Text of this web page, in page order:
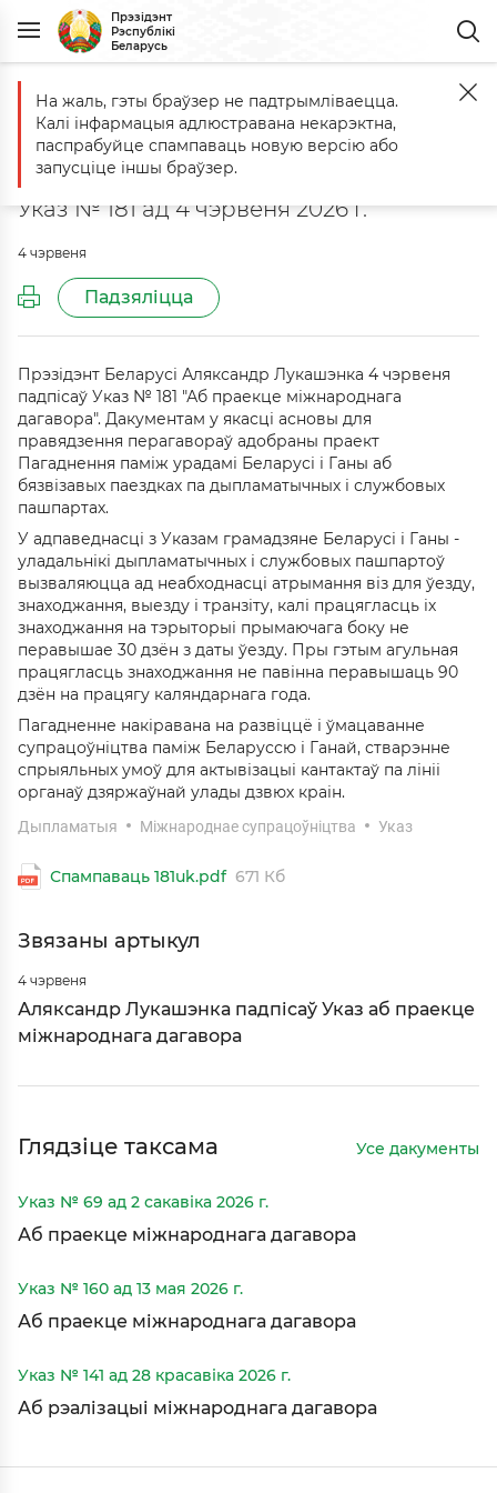
Прэзідэнт
Рэспублікі
Беларусь
Галоўная Афіцыйныя дакументы Аб праекце міжнароднага
Аб праекце міжнароднага
дагавора
Указ № 181 ад 4 чэрвеня 2026 г.
4 чэрвеня
Падзяліцца
Прэзідэнт Беларусі Аляксандр Лукашэнка 4 чэрвеня
падпісаў Указ № 181 "Аб праекце міжнароднага
дагавора". Дакументам у якасці асновы для
правядзення перагавораў адобраны праект
Пагаднення паміж урадамі Беларусі і Ганы аб
бязвізавых паездках па дыпламатычных і службовых
пашпартах.
У адпаведнасці з Указам грамадзяне Беларусі і Ганы -
уладальнікі дыпламатычных і службовых пашпартоў
вызваляюцца ад неабходнасці атрымання віз для ўезду,
знаходжання, выезду і транзіту, калі працягласць іх
знаходжання на тэрыторыі прымаючага боку не
перавышае 30 дзён з даты ўезду. Пры гэтым агульная
працягласць знаходжання не павінна перавышаць 90
дзён на працягу каляндарнага года.
Пагадненне накіравана на развіццё і ўмацаванне
супрацоўніцтва паміж Беларуссю і Ганай, стварэнне
спрыяльных умоў для актывізацыі кантактаў па лініі
органаў дзяржаўнай улады дзвюх краін.
Дыпламатыя Міжнароднае супрацоўніцтва Указ
Спампаваць 181uk.pdf 671 Кб
Звязаны артыкул
4 чэрвеня
Аляксандр Лукашэнка падпісаў Указ аб праекце
міжнароднага дагавора
Глядзіце таксама Усе дакументы
Указ № 69 ад 2 сакавіка 2026 г.
Аб праекце міжнароднага дагавора
Указ № 160 ад 13 мая 2026 г.
Аб праекце міжнароднага дагавора
Указ № 141 ад 28 красавіка 2026 г.
Аб рэалізацыі міжнароднага дагавора
На жаль, гэты браўзер не падтрымліваецца.
Калі інфармацыя адлюстравана некарэктна,
паспрабуйце спампаваць новую версію або
запусціце іншы браўзер.